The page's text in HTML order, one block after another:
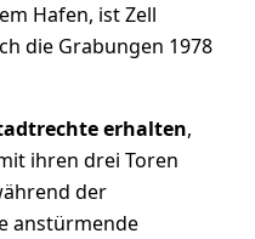
Hafen, ist Zell
die Grabungen 1978
erhalten,
ihren drei Toren
der
anstürmende